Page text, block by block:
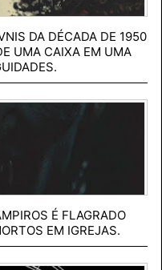
DA DÉCADA DE 1950
UMA CAIXA EM UMA
É FLAGRADO
EM IGREJAS.